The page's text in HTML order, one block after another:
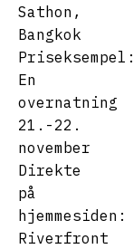
Sathon,
Bangkok
Priseksempel:
En
overnatning
21.-22.
november
Direkte
på
hjemmesiden:
Riverfront